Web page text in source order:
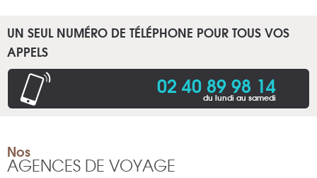
UN SEUL NUMÉRO DE TÉLÉPHONE POUR TOUS VOS
APPELS
02 40 89 98 14
du lundi au samedi
Nos
AGENCES DE VOYAGE